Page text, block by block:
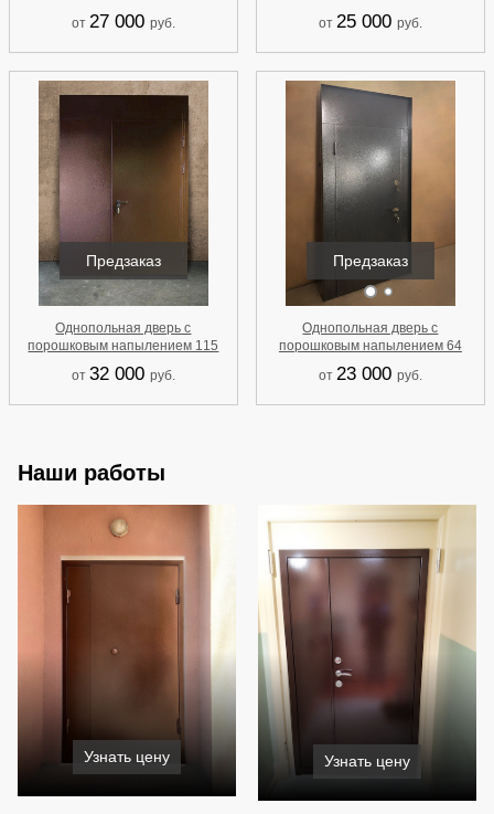
от 27 000 руб.
от 25 000 руб.
Предзаказ
Однопольная дверь с
порошковым напылением 115
от 32 000 руб.
Предзаказ
Однопольная дверь с
порошковым напылением 64
от 23 000 руб.
Наши работы
Узнать цену Узнать цену